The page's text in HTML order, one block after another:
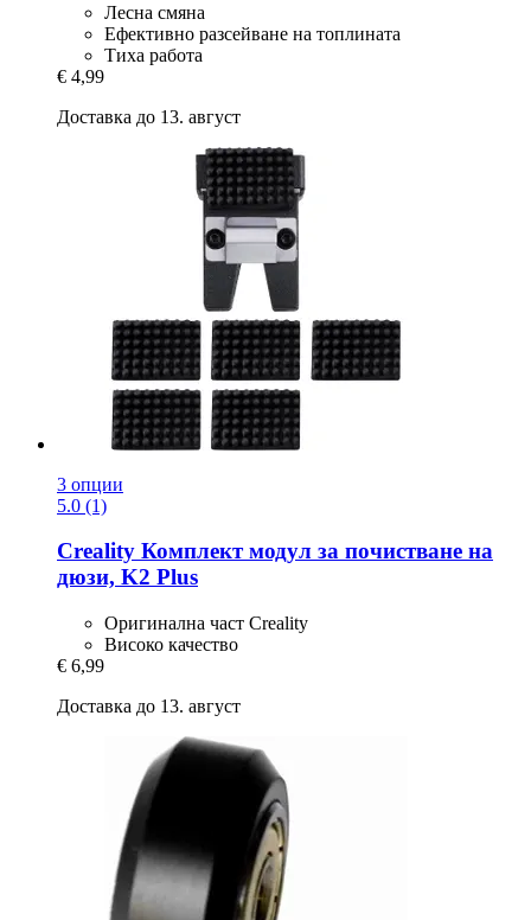
Лесна смяна
Ефективно разсейване на топлината
Тиха работа
€ 4,99
Доставка до 13. август
3 опции
5.0 (1)
Creality Комплект модул за почистване на
дюзи, K2 Plus
Оригинална част Creality
Високо качество
€ 6,99
Доставка до 13. август